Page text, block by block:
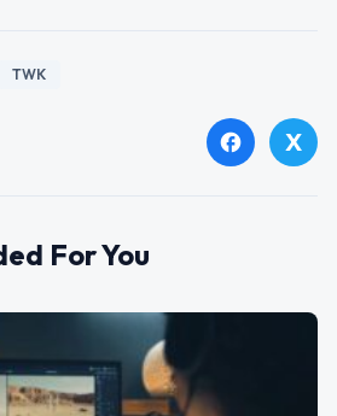
TWK
facebook X
For You